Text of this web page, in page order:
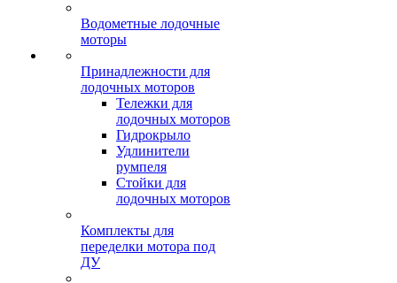
Водометные лодочные
моторы
Принадлежности для
лодочных моторов
Тележки для
лодочных моторов
Гидрокрыло
Удлинители
румпеля
Стойки для
лодочных моторов
Комплекты для
переделки мотора под
ДУ